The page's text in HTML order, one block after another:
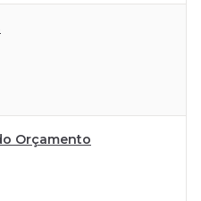
Orçamento